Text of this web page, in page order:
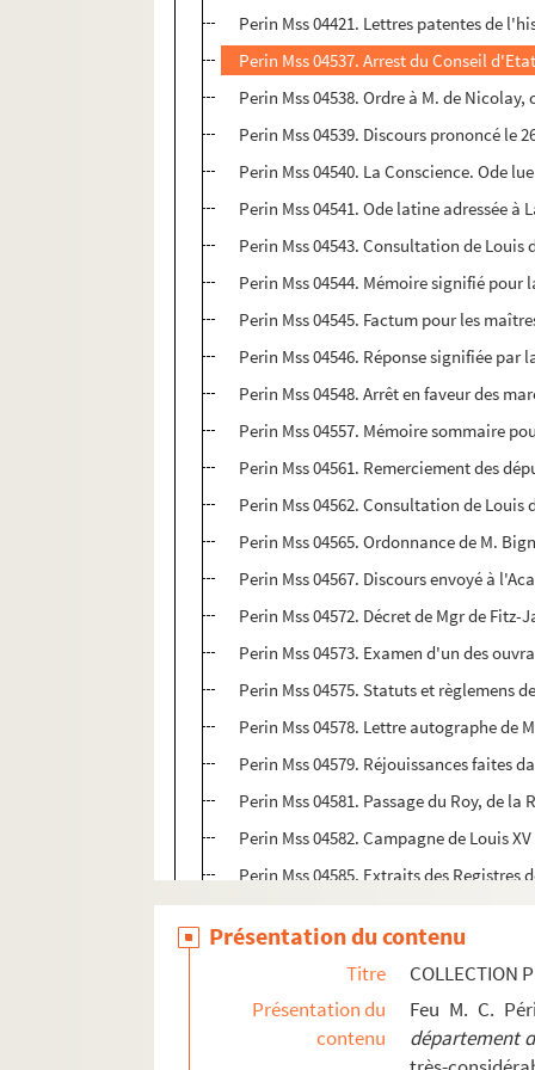
Perin Mss 04421. Lettres patentes de
Perin Mss 04537. Arrest du Conseil
Perin Mss 04538. Ordre à M. de
Perin Mss 04539. Discours prononcé le
Perin Mss 04540. La Conscience. Ode
Perin Mss 04541. Ode latine adressée
Perin Mss 04543. Consultation de
Perin Mss 04544. Mémoire signifié
Perin Mss 04545. Factum pour les
Perin Mss 04546. Réponse signifiée
Perin Mss 04548. Arrêt en faveur des
Perin Mss 04557. Mémoire sommaire
Perin Mss 04561. Remerciement des
Perin Mss 04562. Consultation de
Perin Mss 04565. Ordonnance de M.
Perin Mss 04567. Discours envoyé à
Perin Mss 04572. Décret de Mgr de
Perin Mss 04573. Examen d'un des
Perin Mss 04575. Statuts et règlemens
Perin Mss 04578. Lettre autographe de
Perin Mss 04579. Réjouissances faites
Perin Mss 04581. Passage du Roy, de
Perin Mss 04582. Campagne de Louis
Perin Mss 04585. Extraits des
Perin Mss 04586. Discours envoyé par
Perin Mss 04587. Lettre écrite à
Perin Mss 04590 à Perin Mss 04597.
Perin Mss 04599. Ordonnance de Mgr
Perin Mss 04601. Sentence de police
Présentation du contenu
Titre
COLLECTION
Présentation du
contenu
Feu M. C.
département